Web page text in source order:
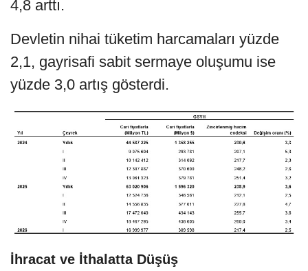
4,8 arttı.
Devletin nihai tüketim harcamaları yüzde
2,1, gayrisafi sabit sermaye oluşumu ise
yüzde 3,0 artış gösterdi.
İhracat ve İthalatta Düşüş